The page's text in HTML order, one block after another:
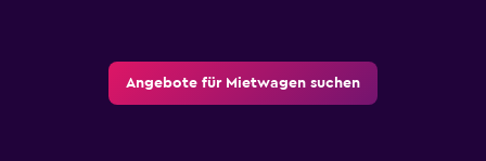
Angebote für Mietwagen suchen